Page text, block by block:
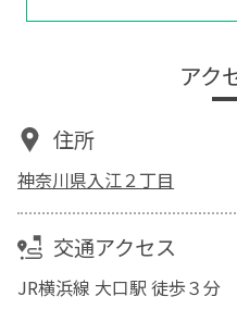
アク
住所
神奈川県入江２丁目
交通アクセス
JR横浜線 大口駅 徒歩３分